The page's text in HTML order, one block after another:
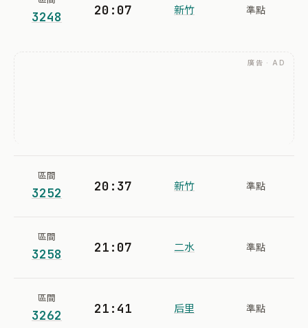
3248 20:07 新竹 準點
廣告 · AD
區間
3252 20:37 新竹 準點
區間
3258 21:07 二水 準點
區間
3262 21:41 后里 準點